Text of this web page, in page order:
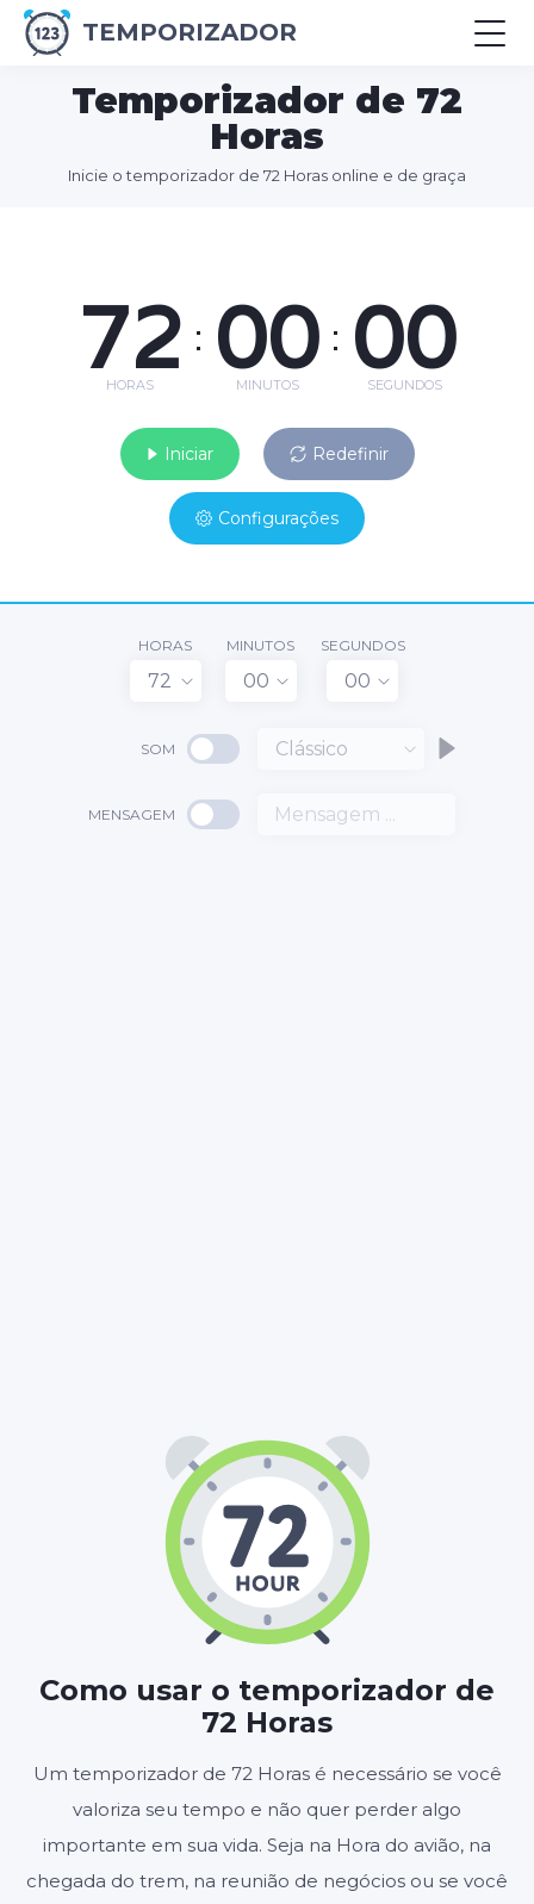
TEMPORIZADOR
Temporizador de 72
Horas
Inicie o temporizador de 72 Horas online e de graça
72
HORAS
: 00
MINUTOS
: 00
SEGUNDOS
Iniciar Redefinir
Configurações
HORAS
72
MINUTOS
00
SEGUNDOS
00
SOM Clássico
MENSAGEM
Como usar o temporizador de
72 Horas
Um temporizador de 72 Horas é necessário se você
valoriza seu tempo e não quer perder algo
importante em sua vida. Seja na Hora do avião, na
chegada do trem, na reunião de negócios ou se você
72 00
MINUTOS 00
Configurações